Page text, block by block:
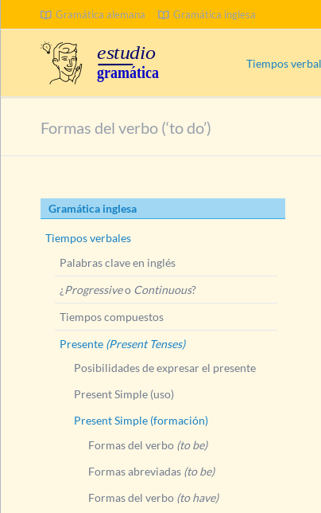
Gramática alemana Gramática inglesa
Tiempos
Tiempos
Present
Formas
Formas del
Formas del
Ejercicio 2:
Present
Present
BUSCAR
Formas del verbo (‘to do’)
Saltar
navegación
Gramática inglesa
Tiempos verbales
Palabras clave en inglés
¿Progressiveo Continuous?
Tiempos compuestos
Presente (Present Tenses)
Posibilidades de expresar el presente
Present Simple (uso)
Present Simple (formación)
Formas del verbo (to be)
Formas abreviadas (to be)
Formas del verbo (to have)